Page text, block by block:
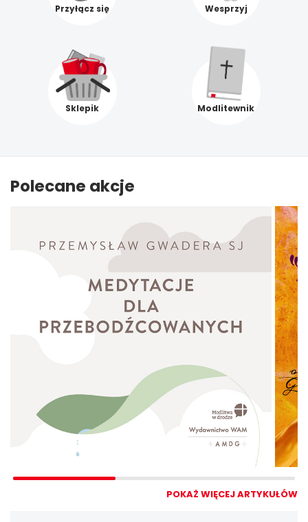
Przyłącz się Wesprzyj
Sklepik Modlitewnik
Polecane akcje
POKAŻ WIĘCEJ ARTYKUŁÓW